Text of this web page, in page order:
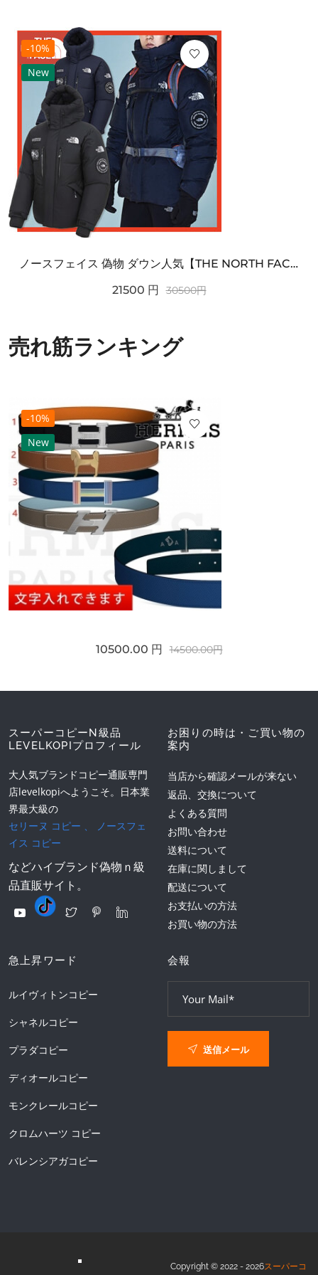
-10%
New
ノースフェイス 偽物 ダウン人気【THE NORTH FACE】M'S 7 SUMMIT HIM...
21500 円 30500円
売れ筋ランキング
-10%
New
10500.00 円 14500.00円
スーパーコピーN級品
LEVELKOPIプロフィール
大人気ブランドコピー通販専門
店levelkopiへようこそ。日本業
界最大級の
セリーヌ コピー 、
ノースフェ
イス コピー
などハイブランド偽物ｎ級
品直販サイト。
お困りの時は・ご買い物の
案内
当店から確認メールが来ない
返品、交換について
よくある質問
お問い合わせ
送料について
在庫に関しまして
配送について
お支払いの方法
お買い物の方法
急上昇ワード
ルイヴィトンコピー
シャネルコピー
プラダコピー
ディオールコピー
モンクレールコピー
クロムハーツ コピー
バレンシアガコピー
会報
送信メール
Copyright © 2022 - 2026スーパーコ